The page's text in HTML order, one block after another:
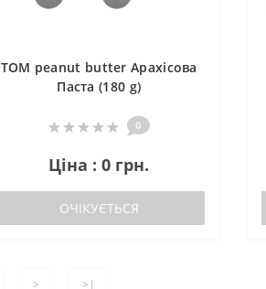
TOM peanut butter Арахісова
Паста (180 g)
0
Ціна : 0 грн.
ОЧІКУЄТЬСЯ
> >|